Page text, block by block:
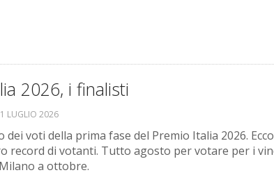
2026, i finalisti
LUGLIO 2026
dei voti della prima fase del Premio Italia 2026.
record di votanti. Tutto agosto per votare per i
a ottobre.